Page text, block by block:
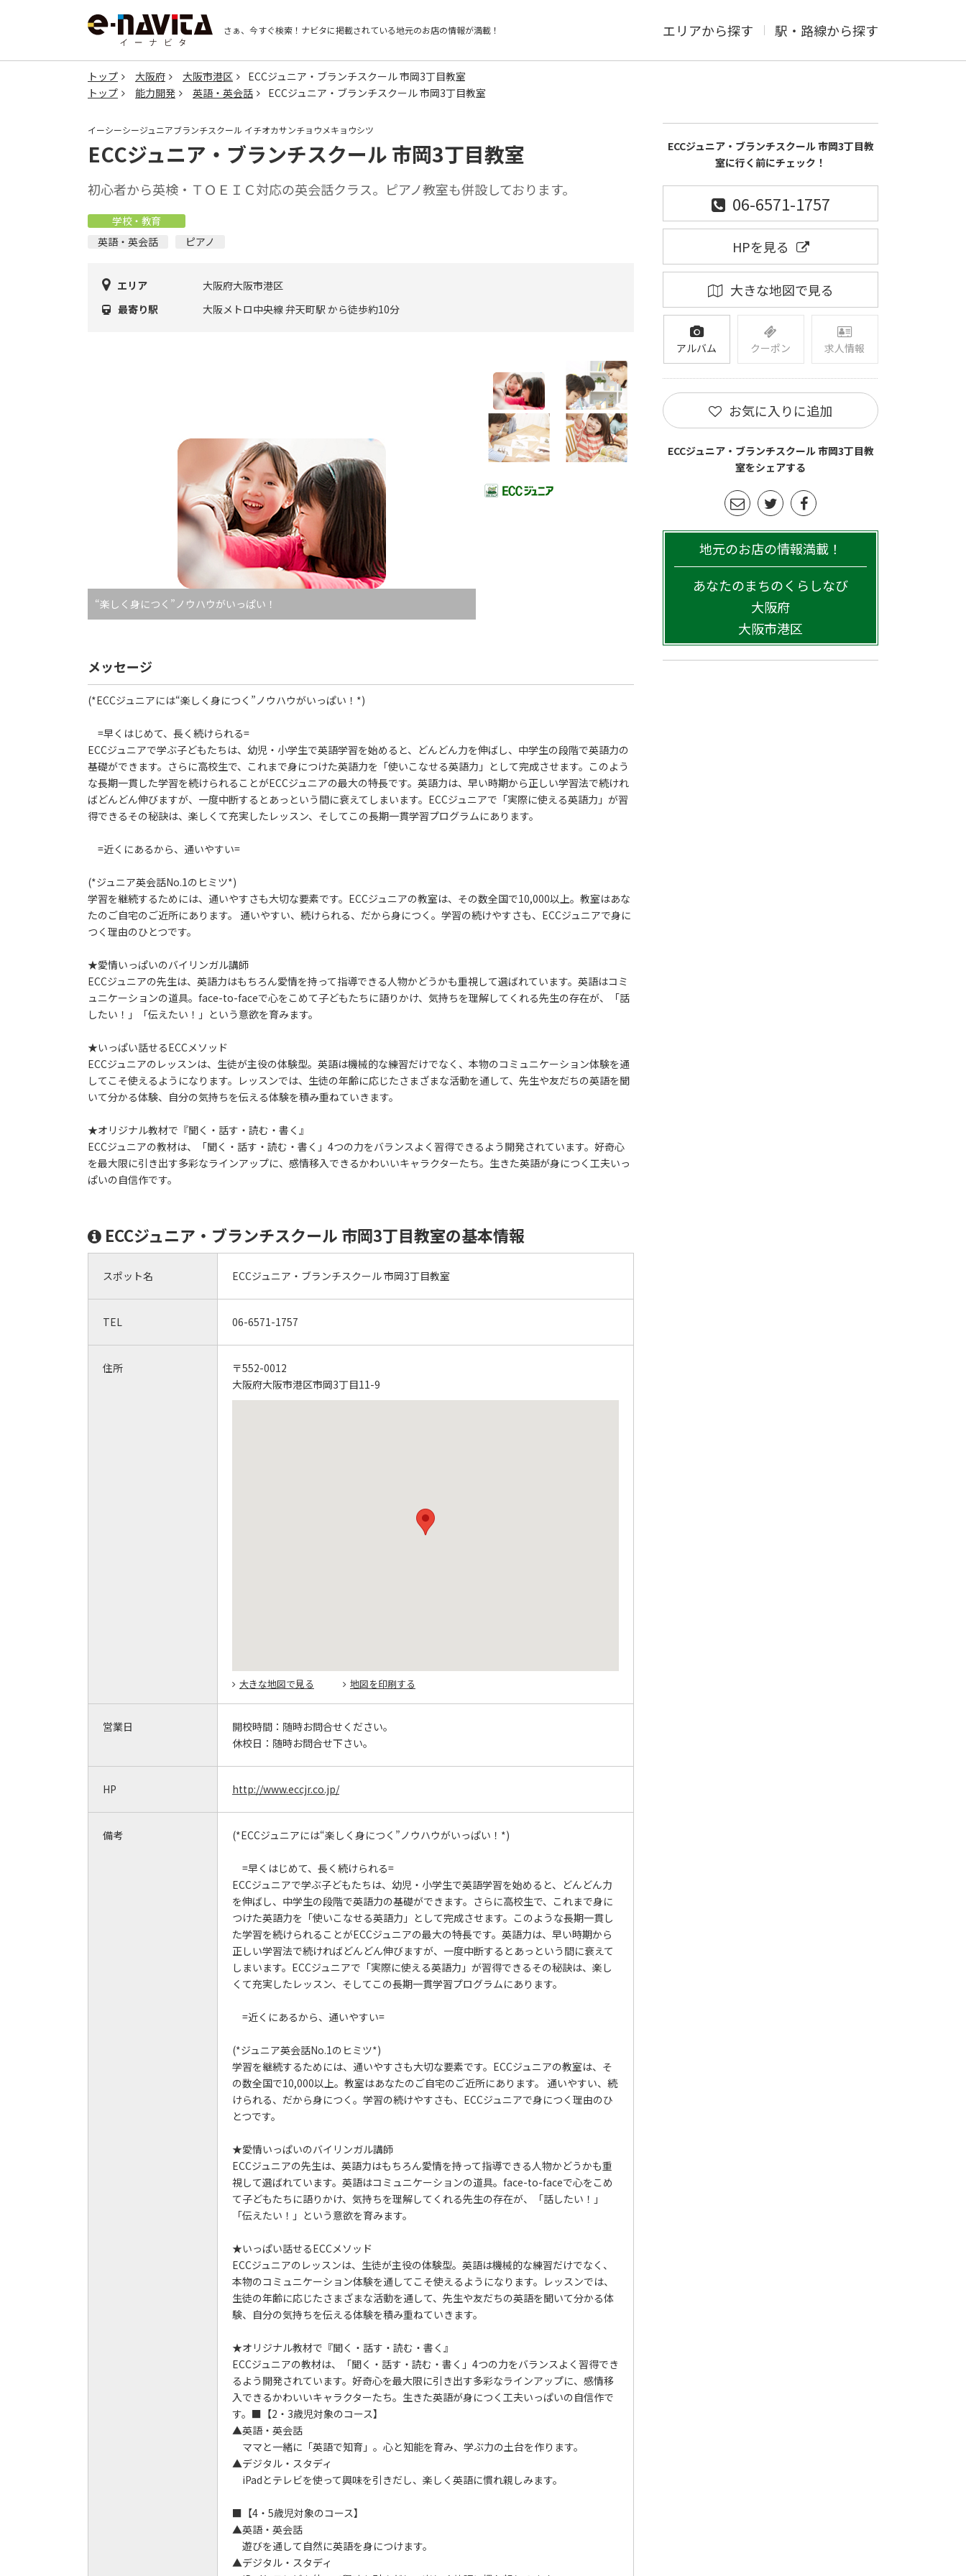
さぁ、今すぐ検索！ ナビタに掲載されている地元のお店の情報が満載！ エリアから探す 駅・路線から探す
トップ 大阪府 大阪市港区
ECCジュニア・ブランチスクール 市岡3丁目教室
トップ
能力開発 英語・英会話 ECCジュニア・ブランチスクール 市岡3丁目教室
イーシーシージュニアブランチスクール イチオカサンチョウメキョウシツ
ECCジュニア・ブランチスクール 市岡3丁目教室
初心者から英検・ＴＯＥＩＣ対応の英会話クラス。ピアノ教室も併設しております。
学校・教育
英語・英会話
ピアノ
エリア
大阪府大阪市港区
最寄り駅
大阪メトロ中央線 弁天町駅 から徒歩約10分
“楽しく身につく”ノウハウがいっぱい！
メッセージ
(*ECCジュニアには“楽しく身につく”ノウハウがいっぱい！*)
=早くはじめて、長く続けられる=
ECCジュニアで学ぶ子どもたちは、幼児・小学生で英語学習を始めると、どんどん力を伸ばし、中学生の段階で英語力の
基礎ができます。さらに高校生で、これまで身につけた英語力を「使いこなせる英語力」として完成させます。このよう
な長期一貫した学習を続けられることがECCジュニアの最大の特長です。英語力は、早い時期から正しい学習法で続けれ
ばどんどん伸びますが、一度中断するとあっという間に衰えてしまいます。ECCジュニアで「実際に使える英語力」が習
得できるその秘訣は、楽しくて充実したレッスン、そしてこの長期一貫学習プログラムにあります。
=近くにあるから、通いやすい=
(*ジュニア英会話No.1のヒミツ*)
学習を継続するためには、通いやすさも大切な要素です。ECCジュニアの教室は、その数全国で10,000以上。教室はあな
たのご自宅のご近所にあります。 通いやすい、続けられる、だから身につく。学習の続けやすさも、ECCジュニアで身に
つく理由のひとつです。
★愛情いっぱいのバイリンガル講師
ECCジュニアの先生は、英語力はもちろん愛情を持って指導できる人物かどうかも重視して選ばれています。英語はコミ
ュニケーションの道具。face-to-faceで心をこめて子どもたちに語りかけ、気持ちを理解してくれる先生の存在が、「話
したい！」「伝えたい！」という意欲を育みます。
★いっぱい話せるECCメソッド
ECCジュニアのレッスンは、生徒が主役の体験型。英語は機械的な練習だけでなく、本物のコミュニケーション体験を通
してこそ使えるようになります。レッスンでは、生徒の年齢に応じたさまざまな活動を通して、先生や友だちの英語を聞
いて分かる体験、自分の気持ちを伝える体験を積み重ねていきます。
★オリジナル教材で『聞く・話す・読む・書く』
ECCジュニアの教材は、「聞く・話す・読む・書く」4つの力をバランスよく習得できるよう開発されています。好奇心
を最大限に引き出す多彩なラインアップに、感情移入できるかわいいキャラクターたち。生きた英語が身につく工夫いっ
ぱいの自信作です。
ECCジュニア・ブランチスクール 市岡3丁目教室の基本情報
スポット名 ECCジュニア・ブランチスクール 市岡3丁目教室
TEL 06-6571-1757
住所
〒552-0012
大阪府大阪市港区市岡3丁目11-9
大きな地図で見る 地図を印刷する
営業日 開校時間： 随時お問合せください。
休校日： 随時お問合せ下さい。
HP http://www.eccjr.co.jp/
備考 (*ECCジュニアには“楽しく身につく”ノウハウがいっぱい！*)
=早くはじめて、長く続けられる=
ECCジュニアで学ぶ子どもたちは、幼児・小学生で英語学習を始めると、どんどん力
を伸ばし、中学生の段階で英語力の基礎ができます。さらに高校生で、これまで身に
つけた英語力を「使いこなせる英語力」として完成させます。このような長期一貫し
た学習を続けられることがECCジュニアの最大の特長です。英語力は、早い時期から
正しい学習法で続ければどんどん伸びますが、一度中断するとあっという間に衰えて
しまいます。ECCジュニアで「実際に使える英語力」が習得できるその秘訣は、楽し
くて充実したレッスン、そしてこの長期一貫学習プログラムにあります。
=近くにあるから、通いやすい=
(*ジュニア英会話No.1のヒミツ*)
学習を継続するためには、通いやすさも大切な要素です。ECCジュニアの教室は、そ
の数全国で10,000以上。教室はあなたのご自宅のご近所にあります。 通いやすい、続
けられる、だから身につく。学習の続けやすさも、ECCジュニアで身につく理由のひ
とつです。
★愛情いっぱいのバイリンガル講師
ECCジュニアの先生は、英語力はもちろん愛情を持って指導できる人物かどうかも重
視して選ばれています。英語はコミュニケーションの道具。face-to-faceで心をこめ
て子どもたちに語りかけ、気持ちを理解してくれる先生の存在が、「話したい！」
「伝えたい！」という意欲を育みます。
★いっぱい話せるECCメソッド
ECCジュニアのレッスンは、生徒が主役の体験型。英語は機械的な練習だけでなく、
本物のコミュニケーション体験を通してこそ使えるようになります。レッスンでは、
生徒の年齢に応じたさまざまな活動を通して、先生や友だちの英語を聞いて分かる体
験、自分の気持ちを伝える体験を積み重ねていきます。
★オリジナル教材で『聞く・話す・読む・書く』
ECCジュニアの教材は、「聞く・話す・読む・書く」4つの力をバランスよく習得でき
るよう開発されています。好奇心を最大限に引き出す多彩なラインアップに、感情移
入できるかわいいキャラクターたち。生きた英語が身につく工夫いっぱいの自信作で
す。■【2・3歳児対象のコース】
▲英語・英会話
ママと一緒に「英語で知育」。心と知能を育み、学ぶ力の土台を作ります。
▲デジタル・スタディ
iPadとテレビを使って興味を引きだし、楽しく英語に慣れ親しみます。
■【4・5歳児対象のコース】
▲英語・英会話
遊びを通して自然に英語を身につけます。
▲デジタル・スタディ
ECCジュニア・ブランチスクール 市岡3丁目教
室に行く前にチェック！
06-6571-1757
HPを見る
大きな地図で見る
アルバム クーポン 求人情報
お気に入りに追加
ECCジュニア・ブランチスクール 市岡3丁目教
室をシェアする
地元のお店の情報満載！
あなたのまちのくらしなび
大阪府
大阪市港区